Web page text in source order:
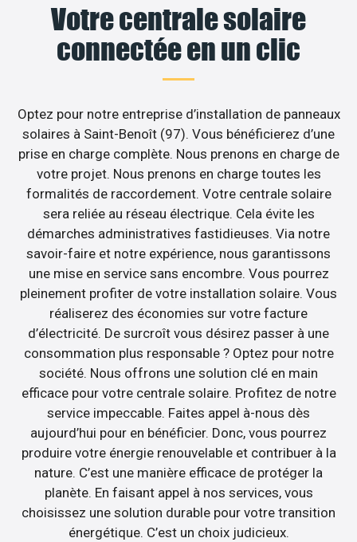
Votre centrale solaire
connectée en un clic
Optez pour notre entreprise d’installation de panneaux
solaires à Saint-Benoît (97). Vous bénéficierez d’une
prise en charge complète. Nous prenons en charge de
votre projet. Nous prenons en charge toutes les
formalités de raccordement. Votre centrale solaire
sera reliée au réseau électrique. Cela évite les
démarches administratives fastidieuses. Via notre
savoir-faire et notre expérience, nous garantissons
une mise en service sans encombre. Vous pourrez
pleinement profiter de votre installation solaire. Vous
réaliserez des économies sur votre facture
d’électricité. De surcroît vous désirez passer à une
consommation plus responsable ? Optez pour notre
société. Nous offrons une solution clé en main
efficace pour votre centrale solaire. Profitez de notre
service impeccable. Faites appel à-nous dès
aujourd’hui pour en bénéficier. Donc, vous pourrez
produire votre énergie renouvelable et contribuer à la
nature. C’est une manière efficace de protéger la
planète. En faisant appel à nos services, vous
choisissez une solution durable pour votre transition
énergétique. C’est un choix judicieux.